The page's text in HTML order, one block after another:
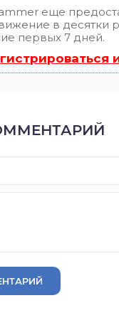
еще
в десятки
первых 7 дней.